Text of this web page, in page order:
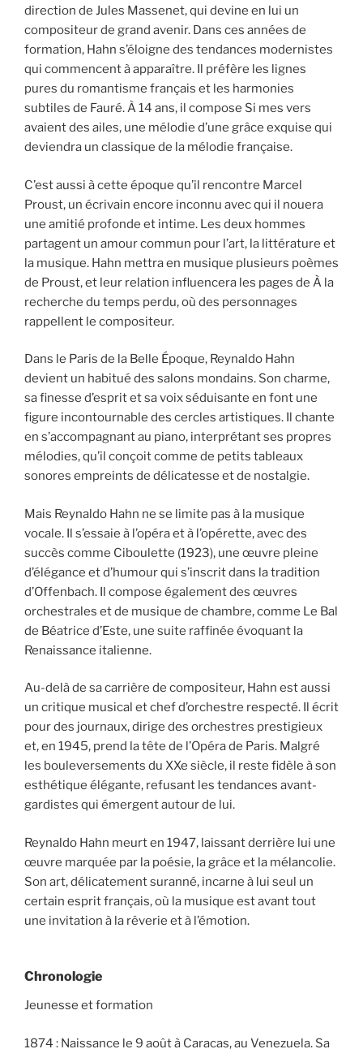
direction de Jules Massenet, qui devine en lui un
compositeur de grand avenir. Dans ces années de
formation, Hahn s’éloigne des tendances modernistes
qui commencent à apparaître. Il préfère les lignes
pures du romantisme français et les harmonies
subtiles de Fauré. À 14 ans, il compose Si mes vers
avaient des ailes, une mélodie d’une grâce exquise qui
deviendra un classique de la mélodie française.
C’est aussi à cette époque qu’il rencontre Marcel
Proust, un écrivain encore inconnu avec qui il nouera
une amitié profonde et intime. Les deux hommes
partagent un amour commun pour l’art, la littérature et
la musique. Hahn mettra en musique plusieurs poèmes
de Proust, et leur relation influencera les pages de À la
recherche du temps perdu, où des personnages
rappellent le compositeur.
Dans le Paris de la Belle Époque, Reynaldo Hahn
devient un habitué des salons mondains. Son charme,
sa finesse d’esprit et sa voix séduisante en font une
figure incontournable des cercles artistiques. Il chante
en s’accompagnant au piano, interprétant ses propres
mélodies, qu’il conçoit comme de petits tableaux
sonores empreints de délicatesse et de nostalgie.
Mais Reynaldo Hahn ne se limite pas à la musique
vocale. Il s’essaie à l’opéra et à l’opérette, avec des
succès comme Ciboulette (1923), une œuvre pleine
d’élégance et d’humour qui s’inscrit dans la tradition
d’Offenbach. Il compose également des œuvres
orchestrales et de musique de chambre, comme Le Bal
de Béatrice d’Este, une suite raffinée évoquant la
Renaissance italienne.
Au-delà de sa carrière de compositeur, Hahn est aussi
un critique musical et chef d’orchestre respecté. Il écrit
pour des journaux, dirige des orchestres prestigieux
et, en 1945, prend la tête de l’Opéra de Paris. Malgré
les bouleversements du XXe siècle, il reste fidèle à son
esthétique élégante, refusant les tendances avant-
gardistes qui émergent autour de lui.
Reynaldo Hahn meurt en 1947, laissant derrière lui une
œuvre marquée par la poésie, la grâce et la mélancolie.
Son art, délicatement suranné, incarne à lui seul un
certain esprit français, où la musique est avant tout
une invitation à la rêverie et à l’émotion.
Chronologie
Jeunesse et formation
1874 : Naissance le 9 août à Caracas, au Venezuela. Sa